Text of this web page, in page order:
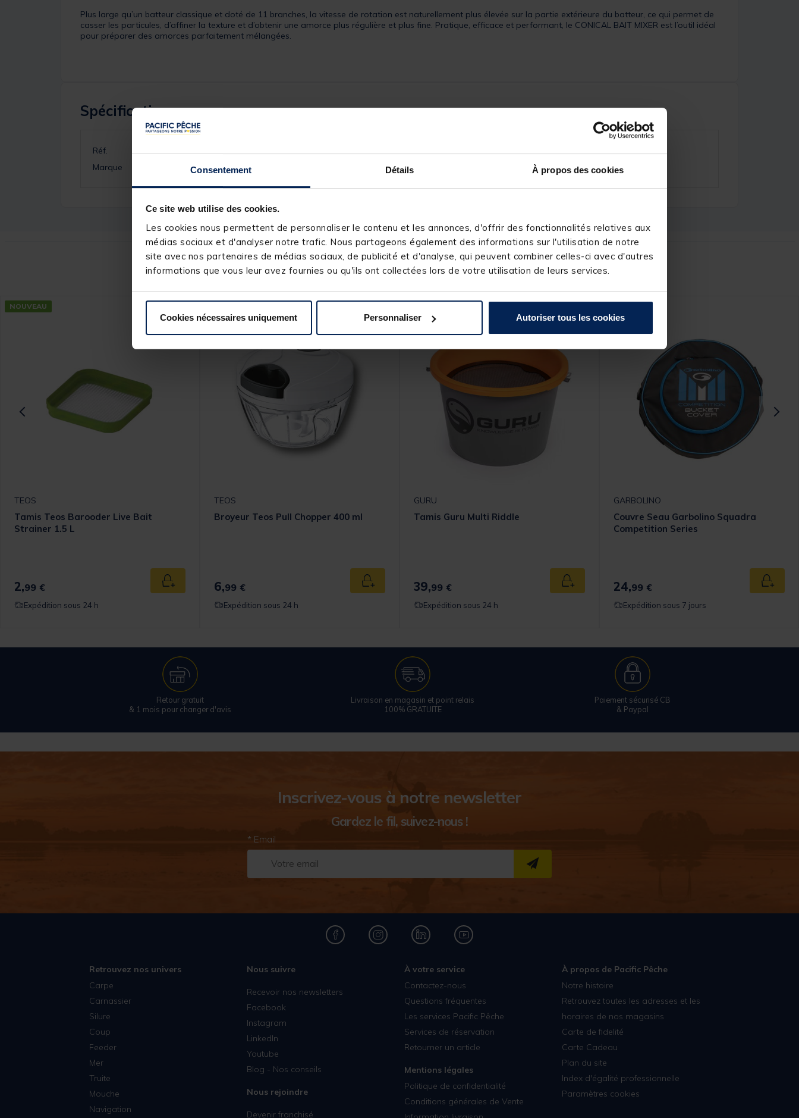
Consentement Détails À propos des cookies
Ce site web utilise des cookies.
Les cookies nous permettent de personnaliser le contenu et les annonces, d'offrir des fonctionnalités relatives aux
médias sociaux et d'analyser notre trafic. Nous partageons également des informations sur l'utilisation de notre
site avec nos partenaires de médias sociaux, de publicité et d'analyse, qui peuvent combiner celles-ci avec d'autres
informations que vous leur avez fournies ou qu'ils ont collectées lors de votre utilisation de leurs services.
Cookies nécessaires uniquement Personnaliser Autoriser tous les cookies
Plus large qu’un batteur classique et doté de 11 branches, la vitesse de rotation est naturellement plus élevée sur la partie extérieure du batteur, ce qui permet de
casser les particules, d’affiner la texture et d’obtenir une amorce plus régulière et plus fine. Pratique, efficace et performant, le CONICAL BAIT MIXER est l’outil idéal
pour préparer des amorces parfaitement mélangées.
Spécifications
Réf.
Marque
Ces produits pourraient vous intéresser :
panier
NOUVEAU
TEOS
Tamis Teos Barooder Live Bait
Strainer 1.5 L
2,99 € Ajouter au panier
Expédition sous 24 h
TEOS
Broyeur Teos Pull Chopper 400 ml
6,99 € Ajouter au panier
Expédition sous 24 h
GURU
Tamis Guru Multi Riddle
39,99 € Ajouter au panier
Expédition sous 24 h
GARBOLINO
Couvre Seau Garbolino Squadra
Competition Series
24,99 € Ajouter
Expédition sous 7 jours
Retour gratuit
& 1 mois pour changer d'avis
Livraison en magasin et point relais
100% GRATUITE
Paiement sécurisé CB
& Paypal
Inscrivez-vous à notre newsletter
Gardez le fil, suivez-nous !
* Email
S''INSCRIRE
Retrouvez nos univers
Carpe
Carnassier
Silure
Coup
Feeder
Mer
Truite
Mouche
Navigation
Nous suivre
Recevoir nos newsletters
Facebook
Instagram
LinkedIn
Youtube
Blog - Nos conseils
Nous rejoindre
Devenir franchisé
À votre service
Contactez-nous
Questions fréquentes
Les services Pacific Pêche
Services de réservation
Retourner un article
Mentions légales
Politique de confidentialité
Conditions générales de Vente
À propos de Pacific Pêche
Notre histoire
Retrouvez toutes les adresses et les
horaires de nos magasins
Carte de fidelité
Carte Cadeau
Plan du site
Index d'égalité professionnelle
Paramètres cookies